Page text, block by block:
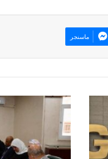
ماسنجر
ت
س
ي
ع